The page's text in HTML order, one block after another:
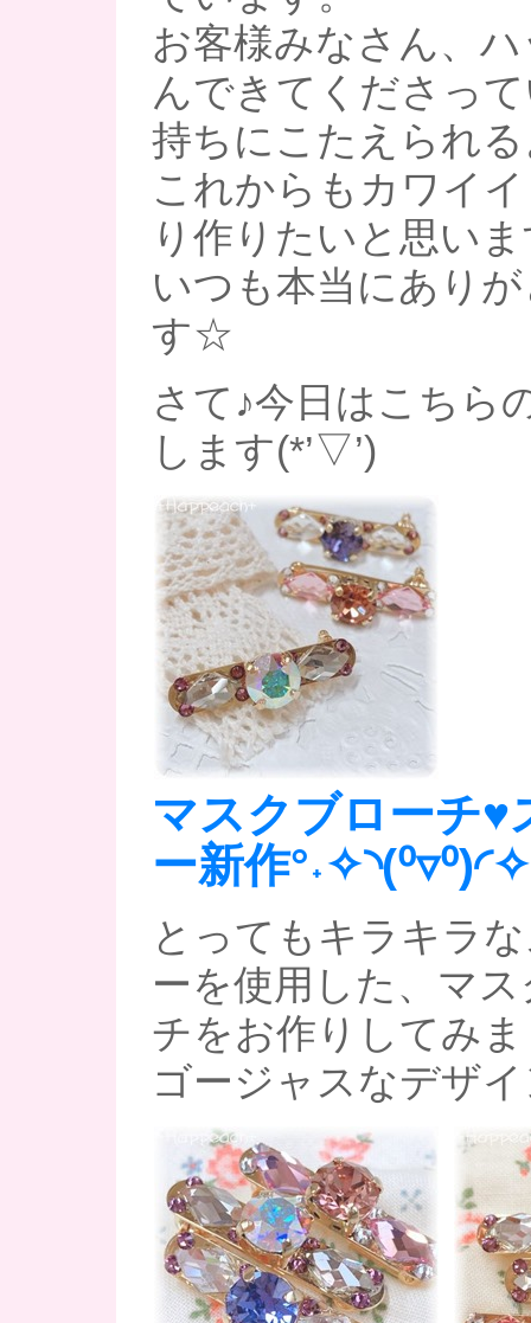
お客様みなさん、
んできてくださっ
持ちにこたえられ
これからもカワイ
り作りたいと思いま
いつも本当にあり
す☆
さて♪今日はこちら
します(*’▽’)
マスクブローチ♥
ー新作
とってもキラキラ
ーを使用した、マ
チをお作りしてみ
ゴージャスなデザ